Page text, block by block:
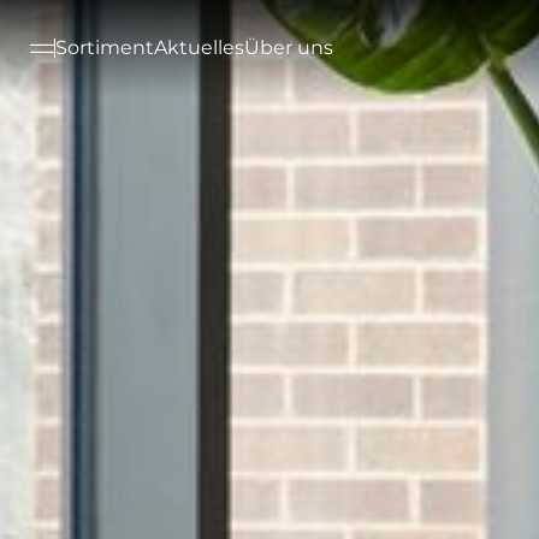
SortimentAktuellesÜber uns